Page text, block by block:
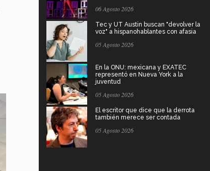
06 Agosto 2026
Tec y UT Austin buscan "devolver la
voz" a hispanohablantes con afasia
05 Agosto 2026
En la ONU: mexicana y EXATEC
representó en Nueva York a la
juventud
05 Agosto 2026
El escritor que dice que la derrota
también merece ser contada
05 Agosto 2026